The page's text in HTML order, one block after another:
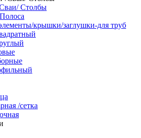
Столбы
крышки/заглушки-для труб
/сетка